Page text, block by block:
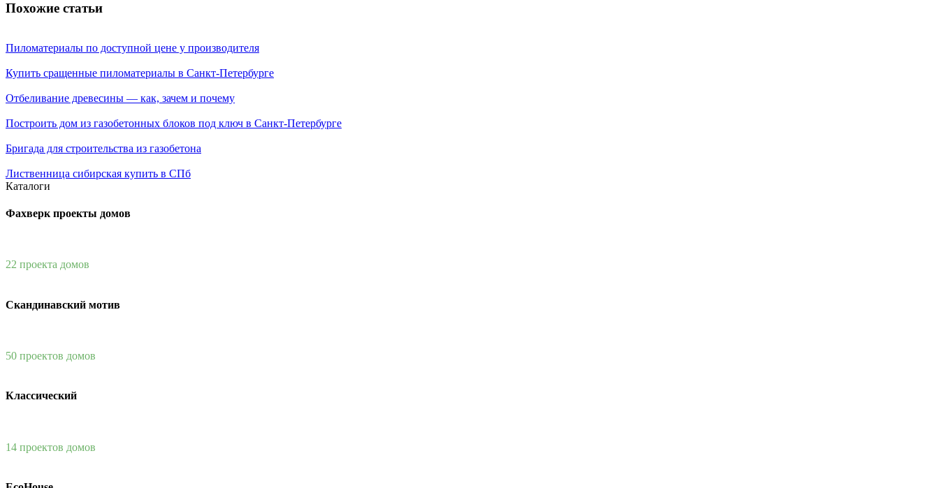
Похожие статьи
Пиломатериалы по доступной цене у производителя
Купить сращенные пиломатериалы в Санкт-Петербурге
Отбеливание древесины — как, зачем и почему
Построить дом из газобетонных блоков под ключ в Санкт-Петербурге
Бригада для строительства из газобетона
Лиственница сибирская купить в СПб
Каталоги
Фахверк проекты домов
22 проекта домов
Скандинавский мотив
50 проектов домов
Классический
14 проектов домов